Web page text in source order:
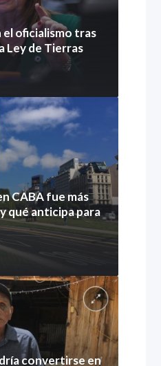
el oficialismo tras
Ley de Tierras
CABA fue más
qué anticipa para
convertirse en